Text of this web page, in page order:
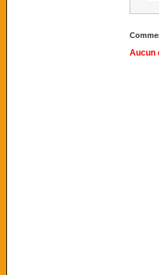
Aucun